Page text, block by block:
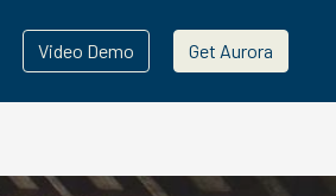
Video Demo Get Aurora